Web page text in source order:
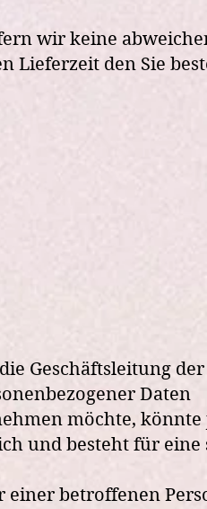
wir keine
Lieferzeit den Sie
Geschäftsleitung der
Daten
möchte, könnte
und besteht für eine
einer betroffenen